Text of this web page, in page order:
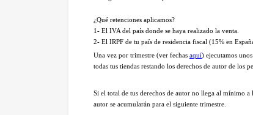
¿Qué retenciones aplicamos?
1- El IVA del país donde se haya realizado la venta.
2- El IRPF de tu país de residencia fiscal (15% en
Una vez por trimestre (ver fechas aquí) ejecutamos
todas tus tiendas restando los derechos de autor de los
Si el total de tus derechos de autor no llega al mínimo
autor se acumularán para el siguiente trimestre.